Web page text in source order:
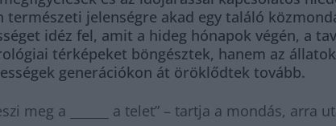
természeti jelenségre akad egy találó
idéz fel, amit a hideg hónapok végén, a
térképeket böngésztek, hanem az
generációkon át öröklődtek tovább.
meg a ______ a telet” – tartja a mondás,